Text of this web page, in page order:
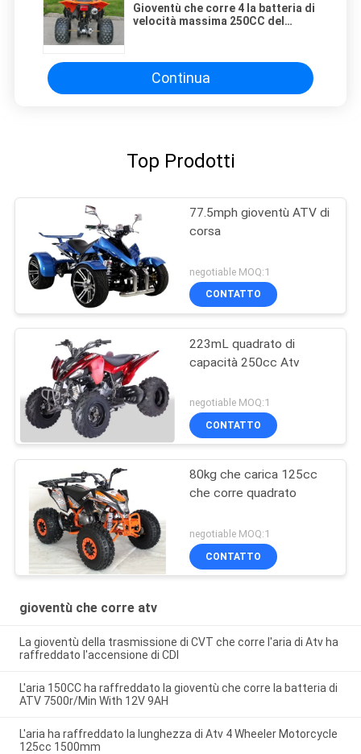
Gioventù che corre 4 la batteria di
velocità massima 250CC del
Continua
Top Prodotti
77.5mph gioventù ATV di
corsa
negotiable MOQ:1
CONTATTO
223mL quadrato di
capacità 250cc Atv
negotiable MOQ:1
CONTATTO
80kg che carica 125cc
che corre quadrato
negotiable MOQ:1
CONTATTO
gioventù che corre atv
La gioventù della trasmissione di CVT che corre l'aria di Atv ha
raffreddato l'accensione di CDI
L'aria 150CC ha raffreddato la gioventù che corre la batteria di
ATV 7500r/Min With 12V 9AH
L'aria ha raffreddato la lunghezza di Atv 4 Wheeler Motorcycle
125cc 1500mm